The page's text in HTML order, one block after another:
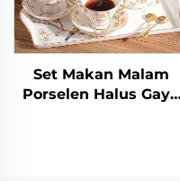
Set Makan Malam
Porselen Halus Gaya